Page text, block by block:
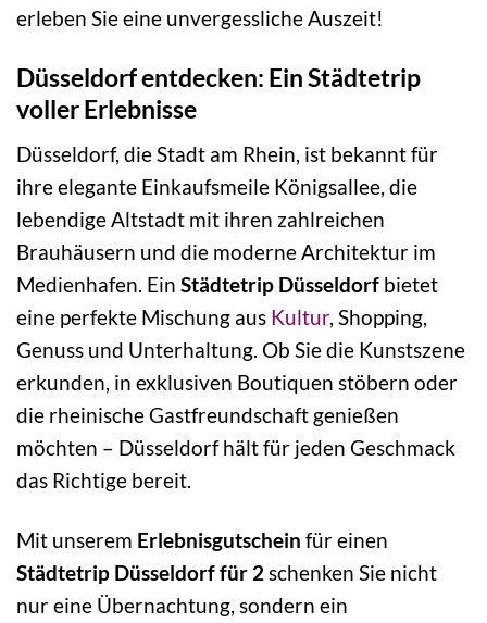
erleben Sie eine unvergessliche Auszeit!
Düsseldorf entdecken: Ein Städtetrip
voller Erlebnisse
Düsseldorf, die Stadt am Rhein, ist bekannt für
ihre elegante Einkaufsmeile Königsallee, die
lebendige Altstadt mit ihren zahlreichen
Brauhäusern und die moderne Architektur im
Medienhafen. Ein Städtetrip Düsseldorf bietet
eine perfekte Mischung aus Kultur, Shopping,
Genuss und Unterhaltung. Ob Sie die Kunstszene
erkunden, in exklusiven Boutiquen stöbern oder
die rheinische Gastfreundschaft genießen
möchten – Düsseldorf hält für jeden Geschmack
das Richtige bereit.
Mit unserem Erlebnisgutschein für einen
Städtetrip Düsseldorf für 2 schenken Sie nicht
nur eine Übernachtung, sondern ein